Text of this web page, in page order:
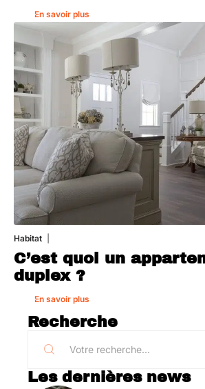
En savoir plus
Habitat
C’est quoi un
duplex ?
En savoir plus
Recherche
Les dernières news